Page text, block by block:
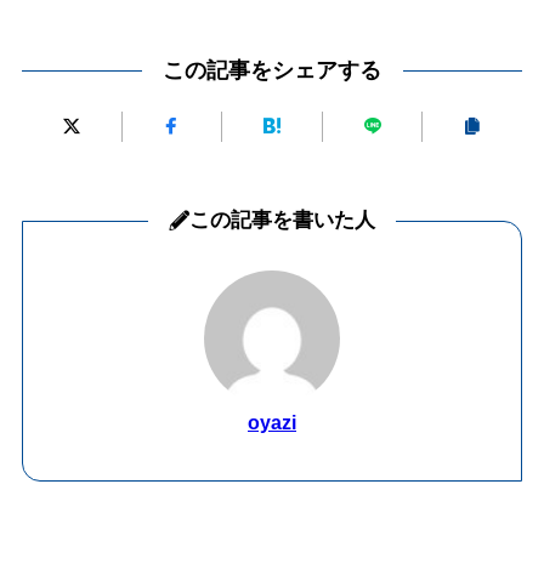
この記事をシェアする
この記事を書いた人
oyazi